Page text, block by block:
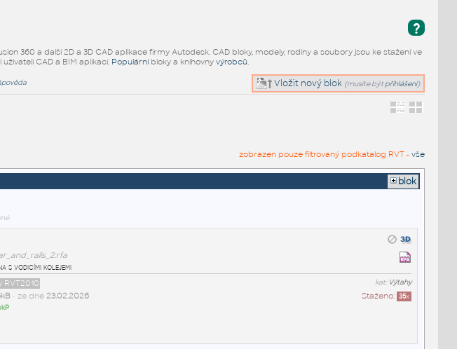
?
360 a další 2D a 3D CAD aplikace firmy Autodesk. CAD bloky, modely, rodiny a soubory jsou ke stažení ve
CAD a BIM aplikací. Populárníbloky a knihovny výrobců.
Vložit nový blok (musíte být přihlášeni)
zobrazen pouze filtrovaný podkatalog RVT -vše
blok
s vodicími kolejemi
kat: Výtahy
RVT2010
Staženo: 35x
• ze dne 23.02.2026